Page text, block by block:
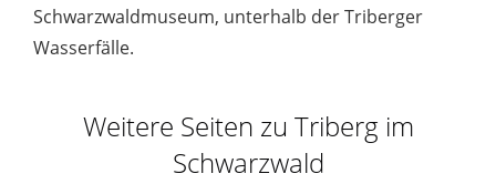
Schwarzwaldmuseum, unterhalb der Triberger
Wasserfälle.
Weitere Seiten zu Triberg im
Schwarzwald